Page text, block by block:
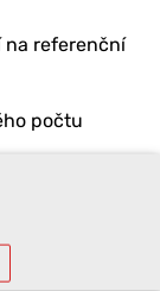
na referenční
počtu